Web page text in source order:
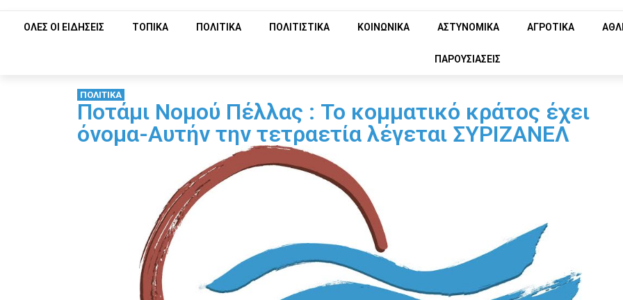
ΟΛΕΣ ΟΙ ΕΙΔΗΣΕΙΣ ΤΟΠΙΚΑ ΠΟΛΙΤΙΚΑ ΠΟΛΙΤΙΣΤΙΚΑ ΚΟΙΝΩΝΙΚΑ ΑΣΤΥΝΟΜΙΚΑ ΑΓΡΟΤΙΚΑ
ΠΑΡΟΥΣΙΑΣΕΙΣ
ΠΟΛΙΤΙΚΑ
Ποτάμι Νομού Πέλλας : Το κομματικό κράτος έχει
όνομα-Αυτήν την τετραετία λέγεται ΣΥΡΙΖΑΝΕΛ